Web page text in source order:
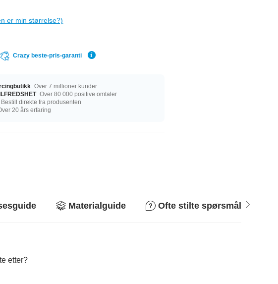
er min størrelse?)
Crazy beste-pris-garanti
Over 7 millioner kunder
Over 80 000 positive omtaler
Bestill direkte fra produsenten
20 års erfaring
Materialguide Ofte stilte spørsmål
etter?